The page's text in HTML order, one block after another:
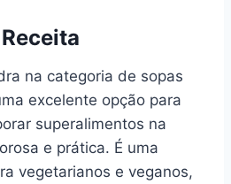
na categoria de sopas
excelente opção para
superalimentos na
e prática. É uma
vegetarianos e veganos,